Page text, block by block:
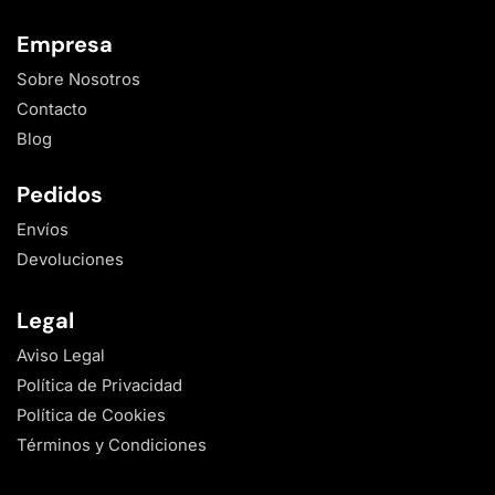
Empresa
Sobre Nosotros
Contacto
Blog
Pedidos
Envíos
Devoluciones
Legal
Aviso Legal
Política de Privacidad
Política de Cookies
Términos y Condiciones